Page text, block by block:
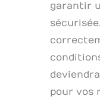
garantir
pour vos